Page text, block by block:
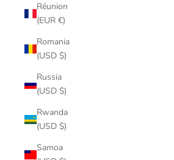
Réunion
(EUR €)
Romania
(USD $)
Russia
(USD $)
Rwanda
(USD $)
Samoa